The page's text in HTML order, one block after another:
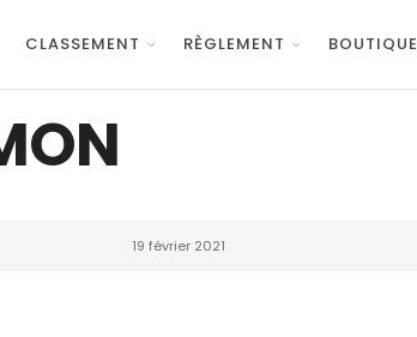
CLASSEMENT RÈGLEMENT BOUTIQUE
19 février 2021